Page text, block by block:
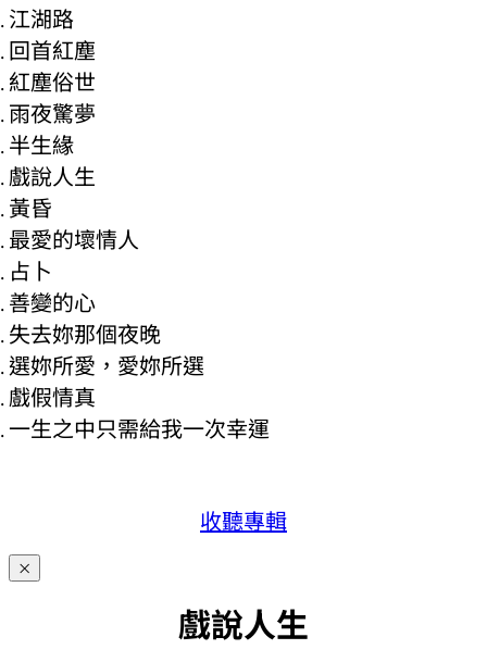
江湖路
回首紅塵
紅塵俗世
雨夜驚夢
半生緣
戲說人生
黃昏
最愛的壞情人
占卜
善變的心
失去妳那個夜晚
選妳所愛，愛妳所選
戲假情真
一生之中只需給我一次幸運
收聽專輯
×
戲說人生